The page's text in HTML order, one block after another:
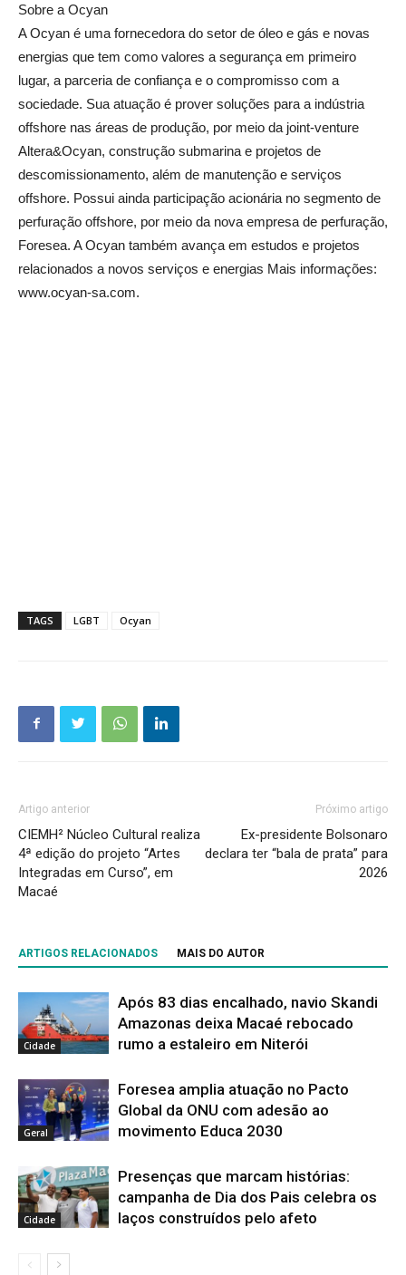
Sobre a Ocyan
A Ocyan é uma fornecedora do setor de óleo e gás e novas
energias que tem como valores a segurança em primeiro
lugar, a parceria de confiança e o compromisso com a
sociedade. Sua atuação é prover soluções para a indústria
offshore nas áreas de produção, por meio da joint-venture
Altera&Ocyan, construção submarina e projetos de
descomissionamento, além de manutenção e serviços
offshore. Possui ainda participação acionária no segmento de
perfuração offshore, por meio da nova empresa de perfuração,
Foresea. A Ocyan também avança em estudos e projetos
relacionados a novos serviços e energias Mais informações:
www.ocyan-sa.com.
TAGS LGBT Ocyan
Artigo anterior
CIEMH² Núcleo Cultural realiza
4ª edição do projeto “Artes
Integradas em Curso”, em
Macaé
Próximo artigo
Ex-presidente Bolsonaro
declara ter “bala de prata” para
2026
ARTIGOS RELACIONADOS MAIS DO AUTOR
Cidade
Após 83 dias encalhado, navio Skandi
Amazonas deixa Macaé rebocado
rumo a estaleiro em Niterói
Geral
Foresea amplia atuação no Pacto
Global da ONU com adesão ao
movimento Educa 2030
Cidade
Presenças que marcam histórias:
campanha de Dia dos Pais celebra os
laços construídos pelo afeto